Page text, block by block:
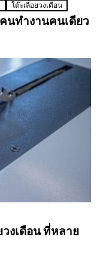
โต๊ะเลื่อยวงเดือน
นทำงานคนเดียว
วงเดือน ที่หลาย